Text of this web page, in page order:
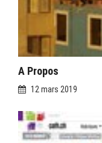
A Propos
12 mars 2019